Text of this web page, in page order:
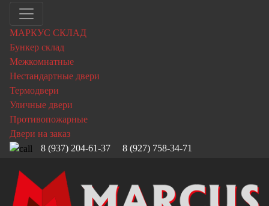
МАРКУС СКЛАД
Бункер склад
Межкомнатные
Нестандартные двери
Термодвери
Уличные двери
Противопожарные
Двери на заказ
8 (937) 204-61-37
8 (927) 758-34-71